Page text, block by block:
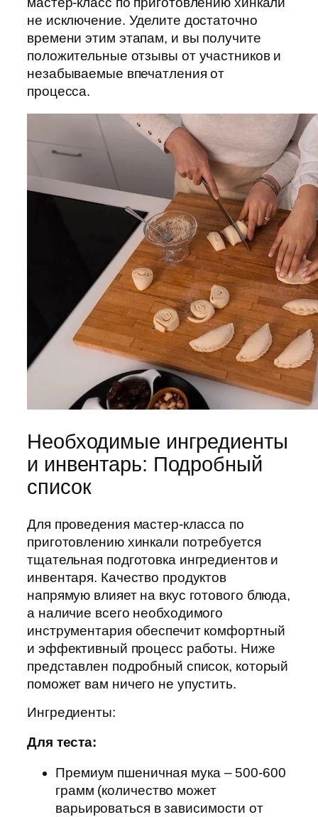
не исключение. Уделите достаточно
времени этим этапам, и вы получите
положительные отзывы от участников и
незабываемые впечатления от
процесса.
Необходимые ингредиенты
и инвентарь: Подробный
список
Для проведения мастер-класса по
приготовлению хинкали потребуется
тщательная подготовка ингредиентов и
инвентаря. Качество продуктов
напрямую влияет на вкус готового блюда,
а наличие всего необходимого
инструментария обеспечит комфортный
и эффективный процесс работы. Ниже
представлен подробный список, который
поможет вам ничего не упустить.
Ингредиенты:
Для теста:
Премиум пшеничная мука – 500-600
грамм (количество может
варьироваться в зависимости от